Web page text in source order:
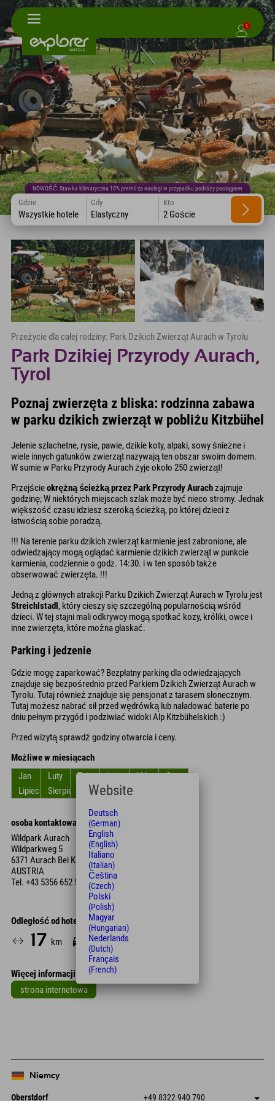
1
NOWOŚĆ: Stawka klimatyczna 10% premii za noclegi w przypadku podróży pociągiem
Gdzie
Wszystkie hotele
Gdy
Elastyczny
Kto
2 Goście
Przeżycie dla całej rodziny: Park Dzikich Zwierząt Aurach w Tyrolu
Park Dzikiej Przyrody Aurach,
Tyrol
Poznaj zwierzęta z bliska: rodzinna zabawa
w parku dzikich zwierząt w pobliżu Kitzbühel
Jelenie szlachetne, rysie, pawie, dzikie koty, alpaki, sowy śnieżne i
wiele innych gatunków zwierząt nazywają ten obszar swoim domem.
W sumie w Parku Przyrody Aurach żyje około 250 zwierząt!
Przejścieokrężną ścieżką przez Park Przyrody Aurachzajmuje
godzinę; W niektórych miejscach szlak może być nieco stromy. Jednak
większość czasu idziesz szeroką ścieżką, po której dzieci z
łatwością sobie poradzą.
!!! Na terenie parku dzikich zwierząt karmienie jest zabronione, ale
odwiedzający mogą oglądać karmienie dzikich zwierząt w punkcie
karmienia, codziennie o godz. 14:30. i w ten sposób także
obserwować zwierzęta. !!!
Jedną z głównych atrakcji Parku Dzikich Zwierząt Aurach w Tyrolu jest
Streichlstadl, który cieszy się szczególną popularnością wśród
dzieci. W tej stajni mali odkrywcy mogą spotkać kozy, króliki, owce i
inne zwierzęta, które można głaskać.
Parking i jedzenie
Gdzie mogę zaparkować? Bezpłatny parking dla odwiedzających
znajduje się bezpośrednio przed Parkiem Dzikich Zwierząt Aurach w
Tyrolu. Tutaj również znajduje się pensjonat z tarasem słonecznym.
Tutaj możesz nabrać sił przed wędrówką lub naładować baterie po
dniu pełnym przygód i podziwiać widoki Alp Kitzbühelskich :)
Przed wizytą sprawdź godziny otwarcia i ceny.
Możliwe w miesiącach
Jan
Luty ZniszczyćkwiecieńMóc
Czerwiec
Lipiec
Sierpień WrzesieńPaździernik
osoba kontaktowa
Wildpark Aurach
Wildparkweg 5
6371 Aurach Bei Kitzbühel
AUSTRIA
Tel. +43 5356 652 51
Odległość od hotelu
17 km 26 Min.
Więcej informacji
strona internetowa
Niemcy
Oberstdorf +49 8322 940 790
Website
Deutsch
(German)
English
(English)
Italiano
(Italian)
Čeština
(Czech)
Polski
(Polish)
Magyar
(Hungarian)
Nederlands
(Dutch)
Français
(French)